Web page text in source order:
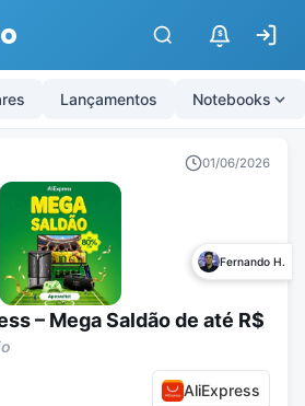
$
Lançamentos Notebooks
01/06/2026
Fernando H.
– Mega Saldão de até R$
AliExpress